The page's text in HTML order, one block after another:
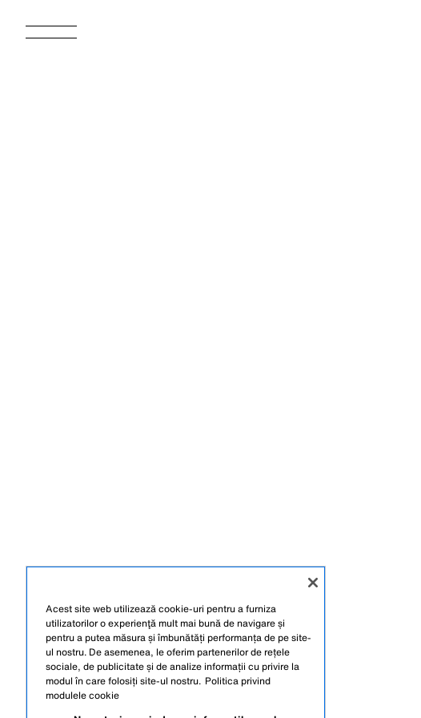
Acest site web utilizează cookie-uri pentru a furniza
utilizatorilor o experienţă mult mai bună de navigare și
pentru a putea măsura și îmbunătăți performanța de pe site-
ul nostru. De asemenea, le oferim partenerilor de rețele
sociale, de publicitate și de analize informații cu privire la
modul în care folosiți site-ul nostru. Politica privind
modulele cookie